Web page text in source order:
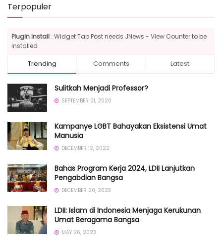
Terpopuler
Plugin Install : Widget Tab Post needs JNews - View Counter to be
installed
Trending Comments Latest
Sulitkah Menjadi Professor?
SEPTEMBER 21, 2020
Kampanye LGBT Bahayakan Eksistensi Umat
Manusia
DECEMBER 12, 2022
Bahas Program Kerja 2024, LDII Lanjutkan
Pengabdian Bangsa
DECEMBER 20, 2023
LDII: Islam di Indonesia Menjaga Kerukunan
Umat Beragama Bangsa
MAY 26, 2023